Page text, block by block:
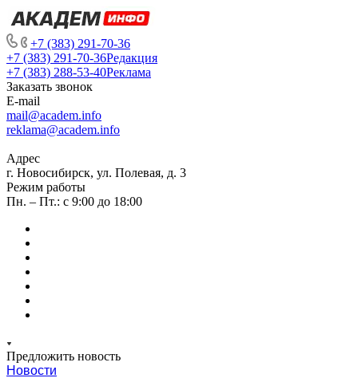
+7 (383) 291-70-36
+7 (383) 291-70-36Редакция
+7 (383) 288-53-40Реклама
Заказать звонок
E-mail
mail@academ.info
reklama@academ.info
Адрес
г. Новосибирск, ул. Полевая, д. 3
Режим работы
Пн. – Пт.: с 9:00 до 18:00
Предложить новость
Новости